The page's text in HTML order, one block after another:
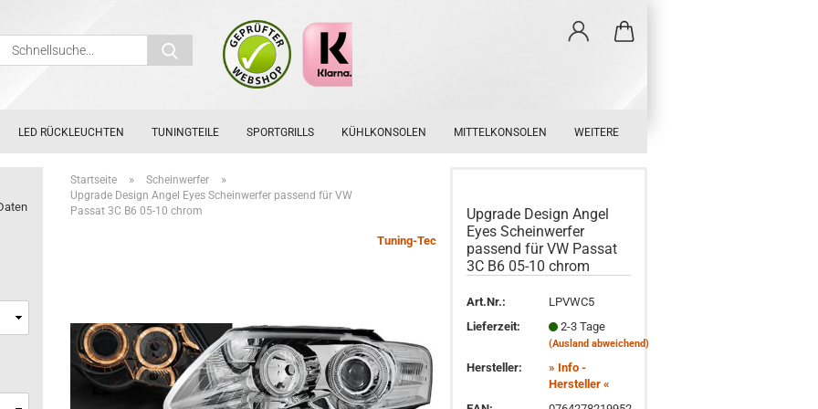
Schnellsuche...
LED RÜCKLEUCHTEN TUNINGTEILE SPORTGRILLS KÜHLKONSOLEN MITTELKONSOLEN WEITERE
Startseite » Scheinwerfer »
Upgrade Design Angel Eyes Scheinwerfer passend für VW
Passat 3C B6 05-10 chrom
Tuning-Tec
Upgrade Design Angel
Eyes Scheinwerfer
passend für VW Passat
3C B6 05-10 chrom
Art.Nr.:
LPVWC5
Lieferzeit:
2-3 Tage
(Ausland abweichend)
Hersteller:
» Info -
Hersteller «